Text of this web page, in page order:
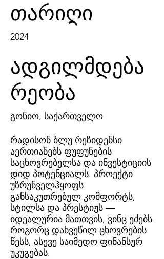
თარიღი
2024
ადგილმდება
რეობა
გონიო, საქართველო
რადისონ ბლუ რეზიდენსი
აერთიანებს ფუფუნების
საცხოვრებელსა და ინვესტიციის
დიდ პოტენციალს. პროექტი
უზრუნველჰყოფს
განსაკუთრებულ კომფორტს,
სტილსა და პრესტიჟს —
იდეალურია მათთვის, ვინც ეძებს
როგორც დახვეწილ ცხოვრების
წესს, ასევე საიმედო ფინანსურ
უკუგებას.